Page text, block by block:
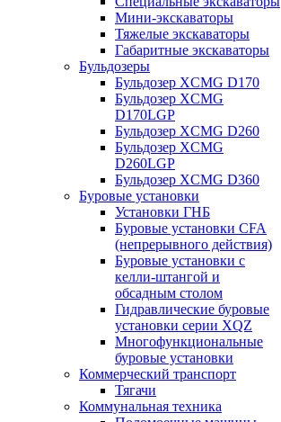
Мини-экскаваторы
Тяжелые экскаваторы
Габаритные экскаваторы
Бульдозеры
Бульдозер XCMG D170
Бульдозер XCMG
D170LGP
Бульдозер XCMG D260
Бульдозер XCMG
D260LGP
Бульдозер XCMG D360
Буровые установки
Установки ГНБ
Буровые установки CFA
(непрерывного действия)
Буровые установки с
келли-штангой и
обсадным столом
Гидравлические буровые
установки серии XQZ
Многофункциональные
буровые установки
Коммерческий транспорт
Тягачи
Коммунальная техника